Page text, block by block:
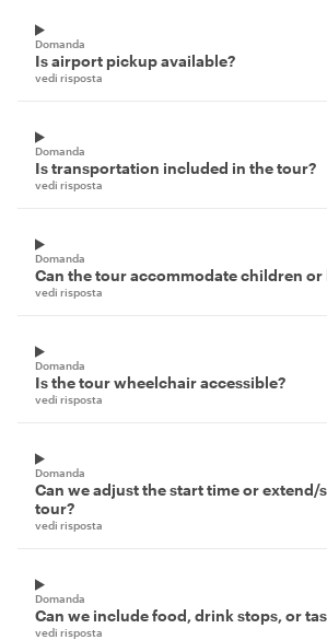
Domanda
Is airport pickup available?
vedi risposta
Domanda
Is transportation included in the tour?
vedi risposta
Domanda
Can the tour accommodate children or
vedi risposta
Domanda
Is the tour wheelchair accessible?
vedi risposta
Domanda
Can we adjust the start time or extend/
tour?
vedi risposta
Domanda
Can we include food, drink stops, or
vedi risposta